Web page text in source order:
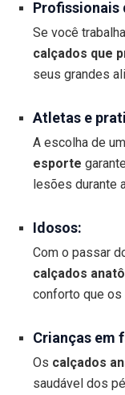
Profissionais
Se você
calçados que
seus grandes
Atletas e
A escolha de um
esporte
lesões durante
Idosos:
Com o passar
calçados
conforto que os
Crianças em
Os calçados
saudável dos